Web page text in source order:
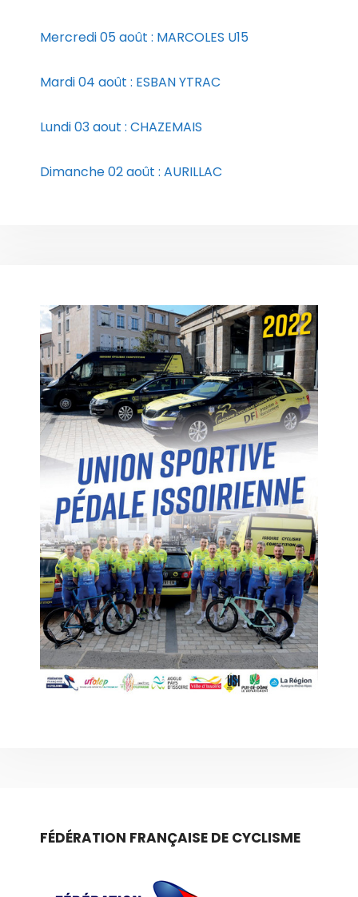
Mercredi 05 août : MARCOLES U15
Mardi 04 août : ESBAN YTRAC
Lundi 03 aout : CHAZEMAIS
Dimanche 02 août : AURILLAC
FÉDÉRATION FRANÇAISE DE CYCLISME